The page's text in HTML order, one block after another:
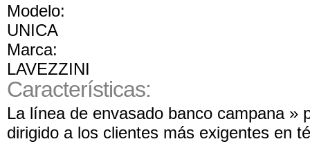
Modelo:
UNICA
Marca:
LAVEZZINI
Características:
La línea de envasado banco campana »
dirigido a los clientes más exigentes en